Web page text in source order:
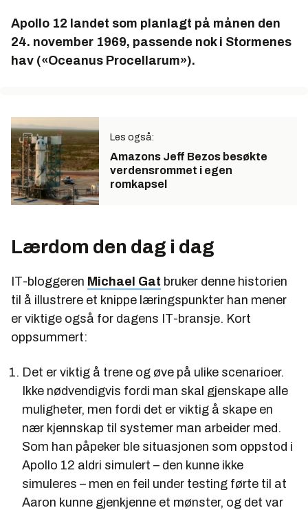
Apollo 12 landet som planlagt på månen den
24. november 1969, passende nok i Stormenes
hav («Oceanus Procellarum»).
Les også:
Amazons Jeff Bezos besøkte
verdensrommet i egen
romkapsel
Lærdom den dag i dag
IT-bloggeren Michael Gat bruker denne historien
til å illustrere et knippe læringspunkter han mener
er viktige også for dagens IT-bransje. Kort
oppsummert:
Det er viktig å trene og øve på ulike scenarioer.
Ikke nødvendigvis fordi man skal gjenskape alle
muligheter, men fordi det er viktig å skape en
nær kjennskap til systemer man arbeider med.
Som han påpeker ble situasjonen som oppstod i
Apollo 12 aldri simulert – den kunne ikke
simuleres – men en feil under testing førte til at
Aaron kunne gjenkjenne et mønster, og det var